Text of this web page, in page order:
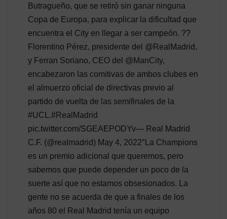
Butragueño, que se retiró sin ganar ninguna
Copa de Europa, para explicar la dificultad que
encuentra el City en llegar a ser campeón. ??
Florentino Pérez, presidente del @RealMadrid,
y Ferran Soriano, CEO del @ManCity,
encabezaron las comitivas de ambos clubes en
el almuerzo oficial de directivas previo al
partido de vuelta de las semifinales de la
#UCL.#RealMadrid
pic.twitter.com/SGEAEPODYv— Real Madrid
C.F. (@realmadrid) May 4, 2022″La Champions
es un premio adicional que queremos, pero
sabemos que puede depender un poco de la
suerte así que no estamos obsesionados. La
gente no se acuerda de que a finales de los
años 80 el Real Madrid tenía un equipo